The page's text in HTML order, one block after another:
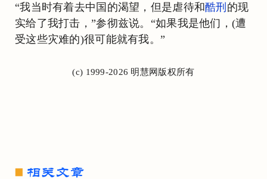
“我当时有着去中国的渴望，但是虐待和酷刑 的现
实给了我打击，”参彻兹说。“如果我是他们，(遭
受这些灾难的)很可能就有我。”
(c) 1999-2026 明慧网版权所有